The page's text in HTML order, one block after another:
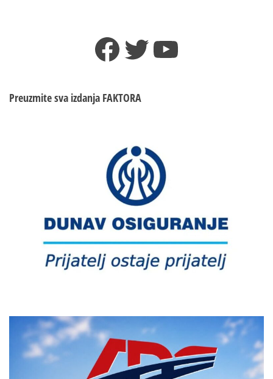
Facebook
TwitterYouTube
Preuzmite sva izdanja FAKTORA